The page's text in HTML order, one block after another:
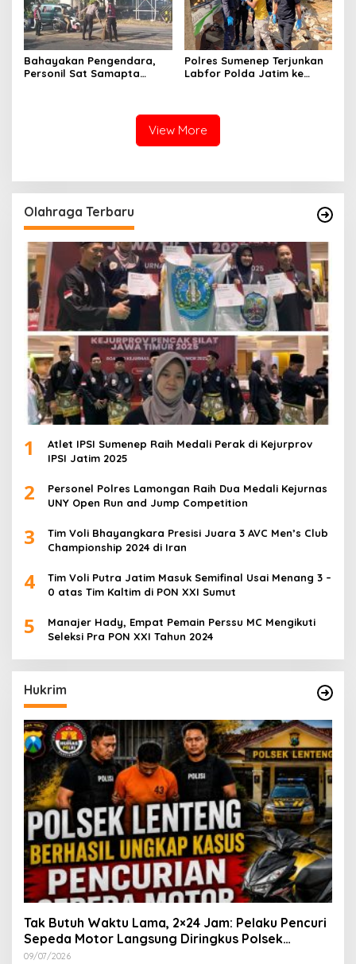
Bahayakan Pengendara,
Personil Sat Samapta
Polres Sumenep Terjunkan
Labfor Polda Jatim ke
View More
Olahraga Terbaru
1
Atlet IPSI Sumenep Raih Medali Perak di Kejurprov
IPSI Jatim 2025
2
Personel Polres Lamongan Raih Dua Medali Kejurnas
UNY Open Run and Jump Competition
3
Tim Voli Bhayangkara Presisi Juara 3 AVC Men’s Club
Championship 2024 di Iran
4
Tim Voli Putra Jatim Masuk Semifinal Usai Menang 3 –
0 atas Tim Kaltim di PON XXI Sumut
5
Manajer Hady, Empat Pemain Perssu MC Mengikuti
Seleksi Pra PON XXI Tahun 2024
Hukrim
Tak Butuh Waktu Lama, 2×24 Jam: Pelaku Pencuri
Sepeda Motor Langsung Diringkus Polsek
Lenteng di Wilayah Manding
09/07/2026